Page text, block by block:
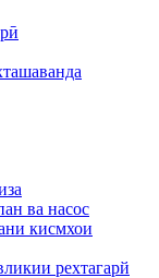
ва насос
кисмхои
рехтагарй